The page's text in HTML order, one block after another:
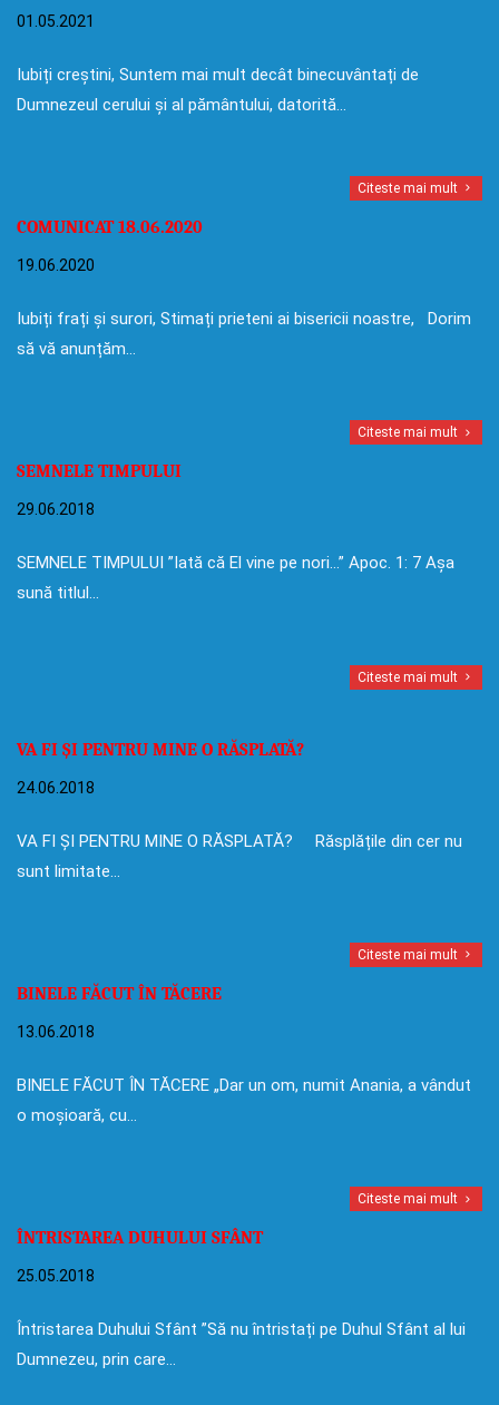
01.05.2021
Iubiți creștini, Suntem mai mult decât binecuvântați de
Dumnezeul cerului și al pământului, datorită…
Citeste mai mult
COMUNICAT 18.06.2020
19.06.2020
Iubiți frați și surori, Stimați prieteni ai bisericii noastre, Dorim
să vă anunțăm…
Citeste mai mult
SEMNELE TIMPULUI
29.06.2018
SEMNELE TIMPULUI ”Iată că El vine pe nori…” Apoc. 1: 7 Așa
sună titlul…
Citeste mai mult
VA FI ȘI PENTRU MINE O RĂSPLATĂ?
24.06.2018
VA FI ȘI PENTRU MINE O RĂSPLATĂ? Răsplățile din cer nu
sunt limitate…
Citeste mai mult
BINELE FĂCUT ÎN TĂCERE
13.06.2018
BINELE FĂCUT ÎN TĂCERE „Dar un om, numit Anania, a vândut
o moșioară, cu…
Citeste mai mult
ÎNTRISTAREA DUHULUI SFÂNT
25.05.2018
Întristarea Duhului Sfânt ”Să nu întristați pe Duhul Sfânt al lui
Dumnezeu, prin care…